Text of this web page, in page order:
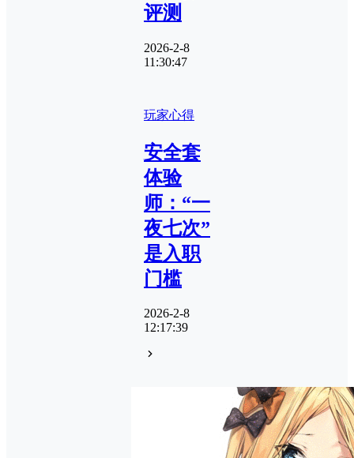
评测
2026-2-8
11:30:47
玩家心得
安全套
体验
师：“一
夜七次”
是入职
门槛
2026-2-8
12:17:39